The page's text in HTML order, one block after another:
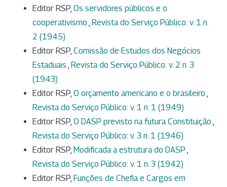
Editor RSP, Os servidores públicos e o
cooperativismo , Revista do Serviço Público: v. 1 n.
2 (1945)
Editor RSP, Comissão de Estudos dos Negócios
Estaduais , Revista do Serviço Público: v. 2 n. 3
(1943)
Editor RSP, O orçamento americano e o brasileiro ,
Revista do Serviço Público: v. 1 n. 1 (1949)
Editor RSP, O DASP previsto na futura Constituição ,
Revista do Serviço Público: v. 3 n. 1 (1946)
Editor RSP, Modificada a estrutura do DASP ,
Revista do Serviço Público: v. 1 n. 3 (1942)
Editor RSP, Funções de Chefia e Cargos em